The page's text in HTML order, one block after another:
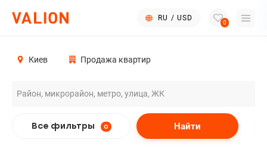
RU / USD
0
Киев Продажа квартир
Все фильтры 0 Найти